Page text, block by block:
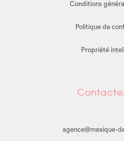
Conditions
Politique de
Propriété
agence@mexique-